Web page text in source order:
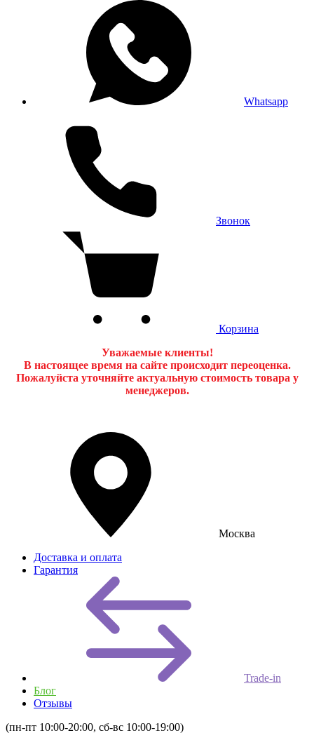
Whatsapp
Звонок
Корзина
Уважаемые клиенты!
В настоящее время на сайте происходит переоценка.
Пожалуйста уточняйте актуальную стоимость товара у
менеджеров.
Москва
Доставка и оплата
Гарантия
Trade-in
Блог
Отзывы
(пн-пт 10:00-20:00, сб-вс 10:00-19:00)